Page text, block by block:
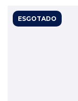
ESGOTADO